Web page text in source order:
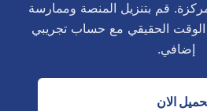
قم بتنزيل المنصة وممارسة
الحقيقي مع حساب تجريبي
إضافي.
الان